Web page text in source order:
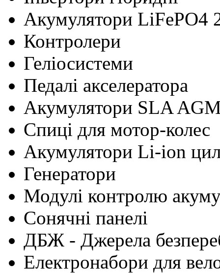
Акумулятори LiFePO4
Контролери
Геліосистеми
Педалі акселератора
Акумулятори SLA
Cпиці для мотор-колес
Акумулятори Li-ion
Генератори
Модулі контролю
Сонячні панелі
ДБЖ - Джерела
Електронабори для